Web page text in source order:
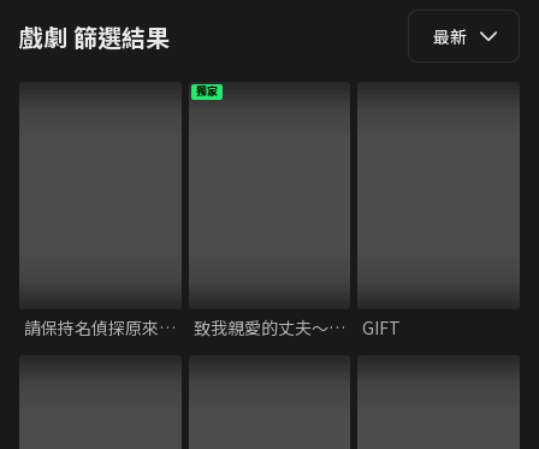
戲劇 篩選結果 最新
請保持名偵探原來的樣子
獨家
致我親愛的丈夫～完美妻子的謊言～ GIFT